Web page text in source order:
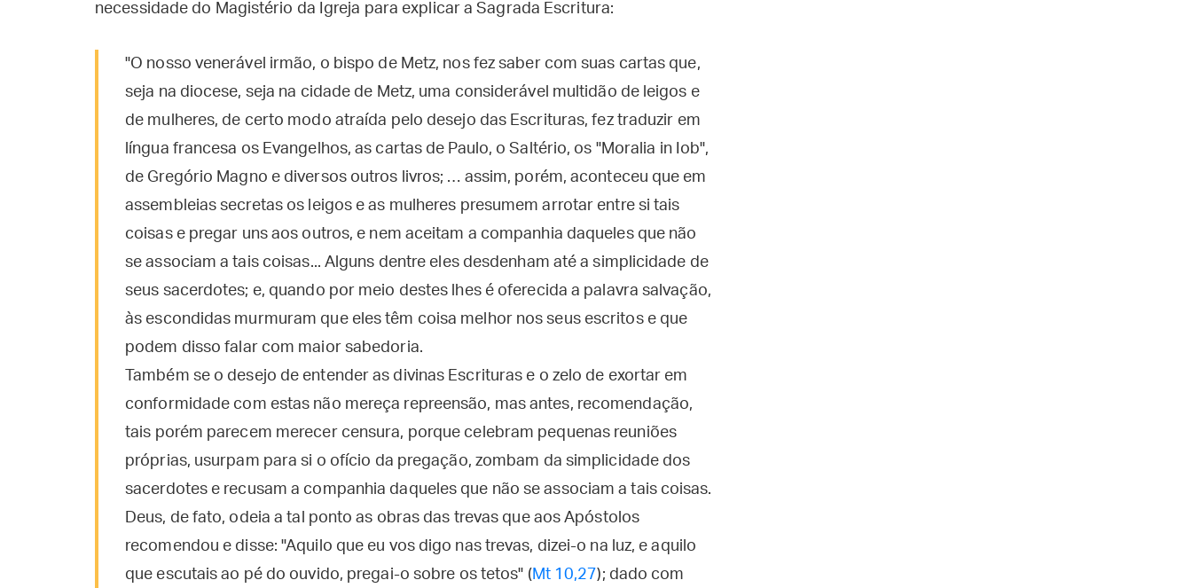
necessidade do Magistério da Igreja para explicar a Sagrada Escritura:
"O nosso venerável irmão, o bispo de Metz, nos fez saber com suas cartas que,
seja na diocese, seja na cidade de Metz, uma considerável multidão de leigos e
de mulheres, de certo modo atraída pelo desejo das Escrituras, fez traduzir em
língua francesa os Evangelhos, as cartas de Paulo, o Saltério, os "Moralia in Iob",
de Gregório Magno e diversos outros livros; … assim, porém, aconteceu que em
assembleias secretas os leigos e as mulheres presumem arrotar entre si tais
coisas e pregar uns aos outros, e nem aceitam a companhia daqueles que não
se associam a tais coisas... Alguns dentre eles desdenham até a simplicidade de
seus sacerdotes; e, quando por meio destes lhes é oferecida a palavra salvação,
às escondidas murmuram que eles têm coisa melhor nos seus escritos e que
podem disso falar com maior sabedoria.
Também se o desejo de entender as divinas Escrituras e o zelo de exortar em
conformidade com estas não mereça repreensão, mas antes, recomendação,
tais porém parecem merecer censura, porque celebram pequenas reuniões
próprias, usurpam para si o ofício da pregação, zombam da simplicidade dos
sacerdotes e recusam a companhia daqueles que não se associam a tais coisas.
Deus, de fato, odeia a tal ponto as obras das trevas que aos Apóstolos
recomendou e disse: "Aquilo que eu vos digo nas trevas, dizei-o na luz, e aquilo
que escutais ao pé do ouvido, pregai-o sobre os tetos" ( Mt 10,27); dado com